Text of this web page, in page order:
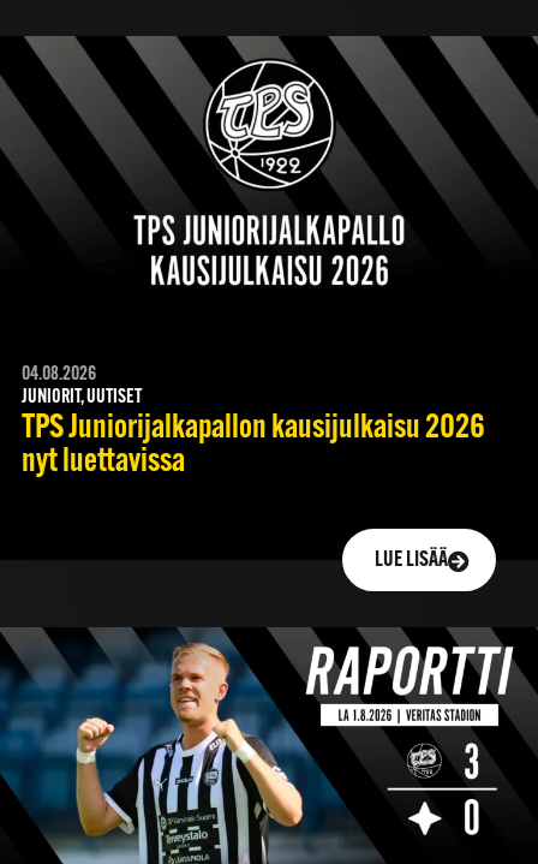
04.08.2026
JUNIORIT, UUTISET
TPS Juniorijalkapallon kausijulkaisu 2026
nyt luettavissa
LUE LISÄÄ